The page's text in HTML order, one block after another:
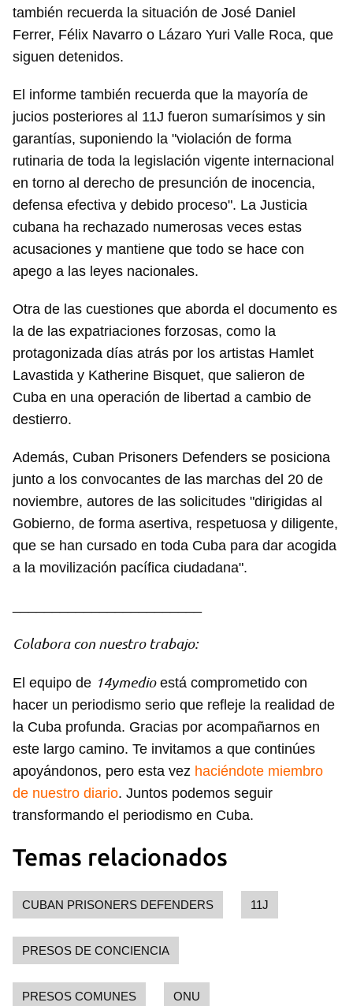
Para poder guardar como favorito, primero has de
INICIAR SESIÓN CANCELAR
también recuerda la situación de José Daniel
Ferrer, Félix Navarro o Lázaro Yuri Valle Roca, que
siguen detenidos.
El informe también recuerda que la mayoría de
jucios posteriores al 11J fueron sumarísimos y sin
garantías, suponiendo la "violación de forma
rutinaria de toda la legislación vigente internacional
en torno al derecho de presunción de inocencia,
defensa efectiva y debido proceso". La Justicia
cubana ha rechazado numerosas veces estas
acusaciones y mantiene que todo se hace con
apego a las leyes nacionales.
Otra de las cuestiones que aborda el documento es
la de las expatriaciones forzosas, como la
protagonizada días atrás por los artistas Hamlet
Lavastida y Katherine Bisquet, que salieron de
Cuba en una operación de libertad a cambio de
destierro.
Además, Cuban Prisoners Defenders se posiciona
junto a los convocantes de las marchas del 20 de
noviembre, autores de las solicitudes "dirigidas al
Gobierno, de forma asertiva, respetuosa y diligente,
que se han cursado en toda Cuba para dar acogida
a la movilización pacífica ciudadana".
Colabora con nuestro trabajo:
El equipo de 14ymedioestá comprometido con
hacer un periodismo serio que refleje la realidad de
la Cuba profunda. Gracias por acompañarnos en
este largo camino. Te invitamos a que continúes
apoyándonos, pero esta vez haciéndote miembro
de nuestro diario. Juntos podemos seguir
transformando el periodismo en Cuba.
Temas relacionados
CUBAN PRISONERS DEFENDERS 11J
PRESOS DE CONCIENCIA
PRESOS COMUNES ONU